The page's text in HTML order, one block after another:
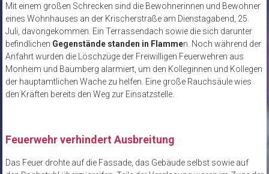
Mit einem großen Schrecken sind die Bewohnerinnen und Bewohner
eines Wohnhauses an der Krischerstraße am Dienstagabend, 25.
Juli, davongekommen. Ein Terrassendach sowie die sich darunter
befindlichen Gegenstände standen in Flammen. Noch während der
Anfahrt wurden die Löschzüge der Freiwilligen Feuerwehren aus
Monheim und Baumberg alarmiert, um den Kolleginnen und Kollegen
der hauptamtlichen Wache zu helfen. Eine große Rauchsäule wies
den Kräften bereits den Weg zur Einsatzstelle.
Feuerwehr verhindert Ausbreitung
Das Feuer drohte auf die Fassade, das Gebäude selbst sowie auf